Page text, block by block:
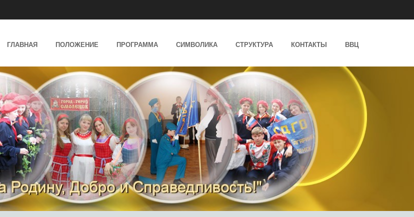
TO CONTENT
ГЛАВНАЯ ПОЛОЖЕНИЕ ПРОГРАММА СИМВОЛИКА СТРУКТУРА КОНТАКТЫ ВВЦ